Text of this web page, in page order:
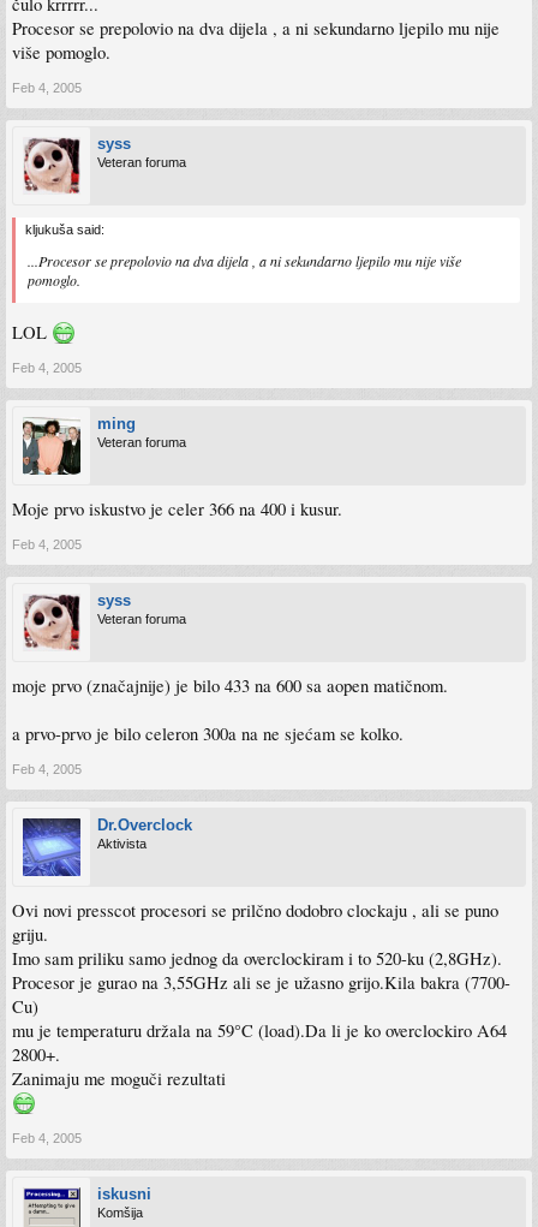
Procesor se prepolovio na dva dijela , a ni sekundarno ljepilo mu nije
više pomoglo.
Feb 4, 2005
syss
Veteran foruma
kljukuša said:
...Procesor se prepolovio na dva dijela , a ni sekundarno ljepilo mu nije više
pomoglo.
LOL
Feb 4, 2005
ming
Veteran foruma
Moje prvo iskustvo je celer 366 na 400 i kusur.
Feb 4, 2005
syss
Veteran foruma
moje prvo (značajnije) je bilo 433 na 600 sa aopen matičnom.
a prvo-prvo je bilo celeron 300a na ne sjećam se kolko.
Feb 4, 2005
Dr.Overclock
Aktivista
Ovi novi presscot procesori se prilčno dodobro clockaju , ali se puno
griju.
Imo sam priliku samo jednog da overclockiram i to 520-ku (2,8GHz).
Procesor je gurao na 3,55GHz ali se je užasno grijo.Kila bakra (7700-
Cu)
mu je temperaturu držala na 59°C (load).Da li je ko overclockiro A64
2800+.
Zanimaju me moguči rezultati
Feb 4, 2005
iskusni
Komšija